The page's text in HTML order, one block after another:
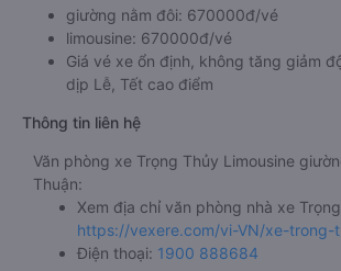
giường nằm đôi: 670000đ/vé
limousine: 670000đ/vé
Giá vé xe ổn định, không tăng giảm
dịp Lễ, Tết cao điểm
Thông tin liên hệ
Văn phòng xe Trọng Thủy Limousine
Thuận:
Xem địa chỉ văn phòng nhà xe
https://vexere.com/vi-VN/xe-trong-
Điện thoại: 1900 888684